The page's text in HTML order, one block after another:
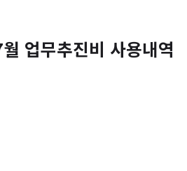
업무추진비 사용내역